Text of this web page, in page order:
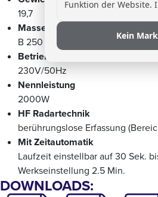
19,7
Masse mm (BxHxT)
B 250 x H 1212 x T 370
Betriebsspannung
230V/50Hz
Nennleistung
2000W
HF Radartechnik
berührungslose Erfassung
Mit Zeitautomatik
Laufzeit einstellbar auf 30 Sek.
Werkseinstellung 2.5 Min.
DOWNLOADS:
Funktion der Website.
Kein